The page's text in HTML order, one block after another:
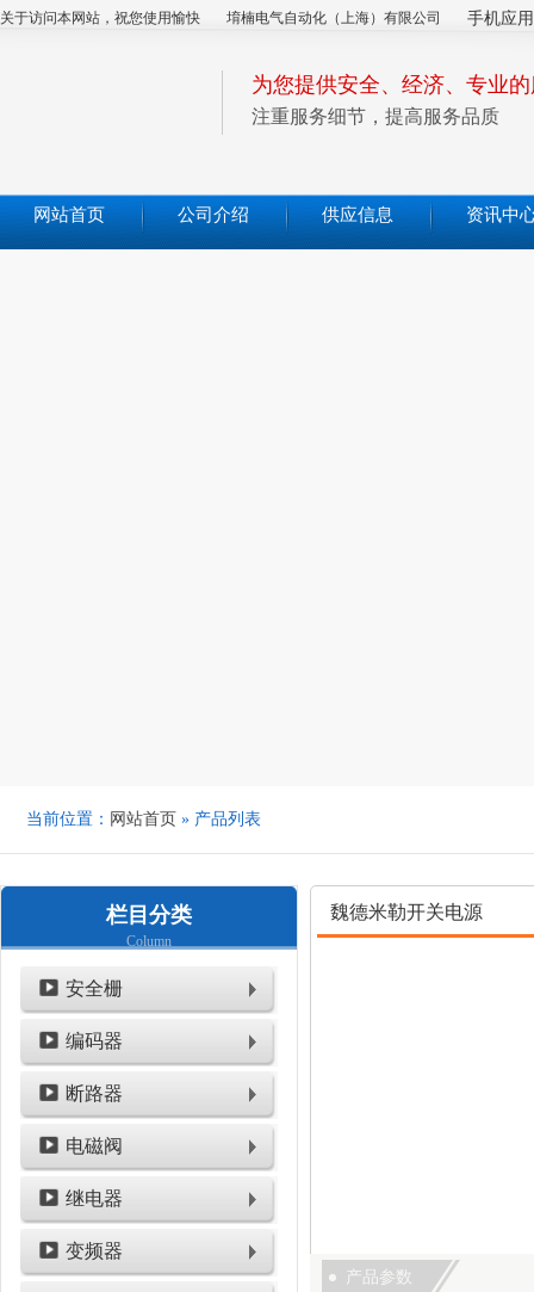
关于访问本网站，祝您使用愉快 堉楠电气自动化（上海）有限公司 手机应用
为您提供安全、经济、专业
注重服务细节，提高服务品质
网站首页 公司介绍 供应信息 资讯中
当前位置： 网站首页 » 产品列表
栏目分类
Column
安全栅
编码器
断路器
电磁阀
继电器
变频器
魏德米勒开关电源
产品参数